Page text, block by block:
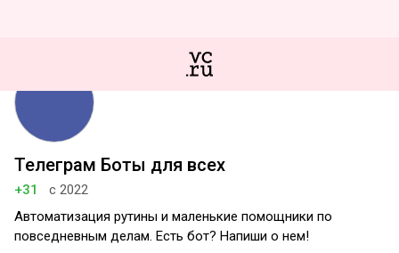
Телеграм Боты для всех
+31
с 2022
Автоматизация рутины и маленькие помощники по
повседневным делам. Есть бот? Напиши о нем!